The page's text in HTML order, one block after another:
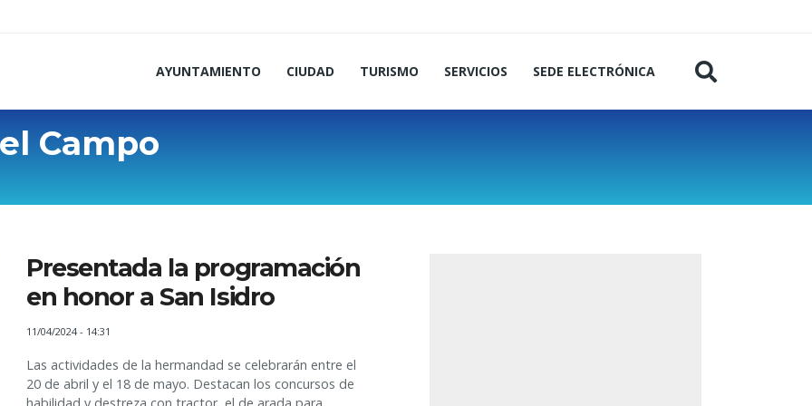
AYUNTAMIENTO CIUDAD TURISMO SERVICIOS SEDE ELECTRÓNICA
Campo
Presentada la programación
en honor a San Isidro
11/04/2024 - 14:31
Las actividades de la hermandad se celebrarán entre el
20 de abril y el 18 de mayo. Destacan los concursos de